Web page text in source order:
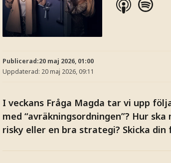
Publicerad:20 maj 2026, 01:00
Uppdaterad: 20 maj 2026, 09:11
I veckans Fråga Magda tar vi upp
med “avräkningsordningen”? Hur
risky eller en bra strategi? Skicka